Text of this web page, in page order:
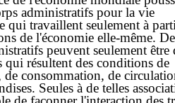
administratifs pourla vie
qui travaillent seulementà
de l'économie elle-même.
peuvent seulement être
qui résultent des conditions de
consommation, de
Seules à de telles